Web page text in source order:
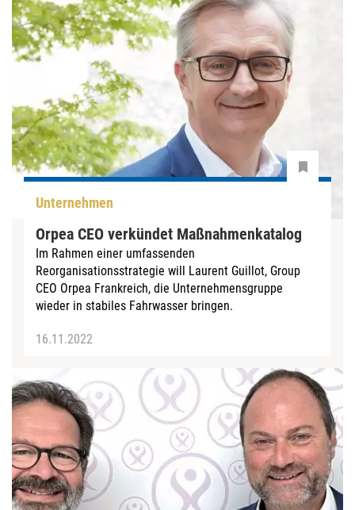
Unternehmen
Orpea CEO verkündet Maßnahmenkatalog
Im Rahmen einer umfassenden
Reorganisationsstrategie will Laurent Guillot, Group
CEO Orpea Frankreich, die Unternehmensgruppe
wieder in stabiles Fahrwasser bringen.
16.11.2022